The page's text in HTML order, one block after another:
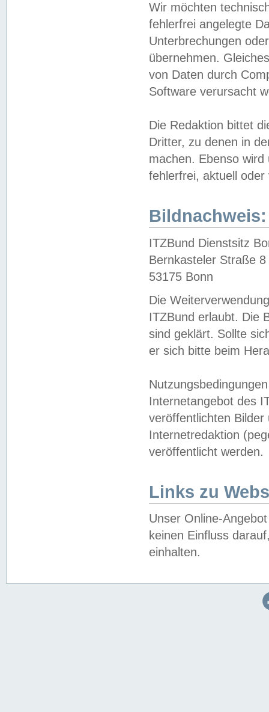
Wir möchten
fehlerfrei angelegte
Unterbrechungen
übernehmen.
von Daten durch
Software verursacht
Die Redaktion bittet
Dritter, zu denen in
machen. Ebenso
fehlerfrei, aktuell oder
Bildnachweis:
ITZBund Dienstsitz
Bernkasteler Straße 8
53175 Bonn
Die
ITZBund erlaubt. Die
sind geklärt. Sollte
er sich bitte beim
Internetangebot des
veröffentlichten
Internetredaktion
veröffentlicht werden.
Links zu
Unser Online-
keinen Einfluss
einhalten.